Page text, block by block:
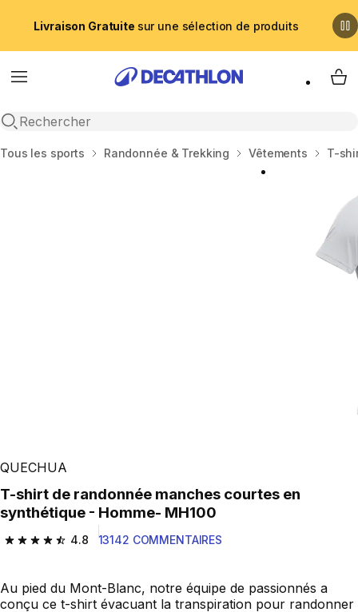
Livraison Gratuite sur une sélection de produits
Menu
Recherche ouverte
My
Accueil
Tous les sports Randonnée & Trekking Vêtements T-
QUECHUA
T-shirt de randonnée manches courtes en
synthétique - Homme- MH100
4.8
4.8 out of 5 stars from 13142 reviews
13142 COMMENTAIRES
Au pied du Mont-Blanc, notre équipe de passionnés a
conçu ce t-shirt évacuant la transpiration pour randonner